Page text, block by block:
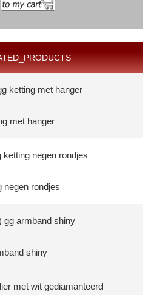
met hanger
negen rondjes
shiny